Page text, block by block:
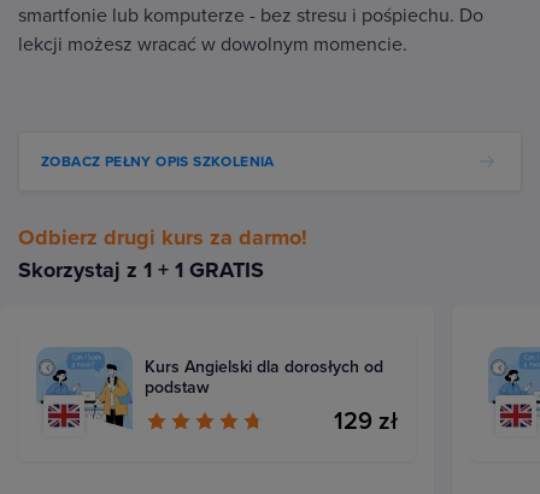
smartfonie lub komputerze - bez stresu i pośpiechu. Do
lekcji możesz wracać w dowolnym momencie.
ZOBACZ PEŁNY OPIS SZKOLENIA
Odbierz drugi kurs za darmo!
Skorzystaj z 1 + 1 GRATIS
Kurs Angielski dla dorosłych od
podstaw
129 zł